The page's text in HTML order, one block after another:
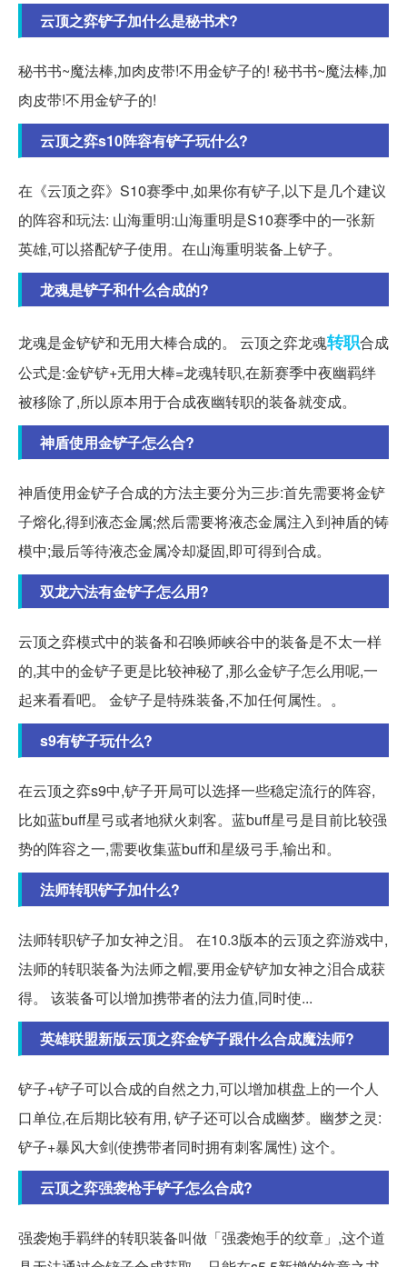
云顶之弈铲子加什么是秘书术?
秘书书~魔法棒,加肉皮带!不用金铲子的! 秘书书~魔法棒,加
肉皮带!不用金铲子的!
云顶之弈s10阵容有铲子玩什么?
在《云顶之弈》S10赛季中,如果你有铲子,以下是几个建议
的阵容和玩法: 山海重明:山海重明是S10赛季中的一张新
英雄,可以搭配铲子使用。在山海重明装备上铲子。
龙魂是铲子和什么合成的?
龙魂是金铲铲和无用大棒合成的。 云顶之弈龙魂转职合成
公式是:金铲铲+无用大棒=龙魂转职,在新赛季中夜幽羁绊
被移除了,所以原本用于合成夜幽转职的装备就变成。
神盾使用金铲子怎么合?
神盾使用金铲子合成的方法主要分为三步:首先需要将金铲
子熔化,得到液态金属;然后需要将液态金属注入到神盾的铸
模中;最后等待液态金属冷却凝固,即可得到合成。
双龙六法有金铲子怎么用?
云顶之弈模式中的装备和召唤师峡谷中的装备是不太一样
的,其中的金铲子更是比较神秘了,那么金铲子怎么用呢,一
起来看看吧。 金铲子是特殊装备,不加任何属性。。
s9有铲子玩什么?
在云顶之弈s9中,铲子开局可以选择一些稳定流行的阵容,
比如蓝buff星弓或者地狱火刺客。蓝buff星弓是目前比较强
势的阵容之一,需要收集蓝buff和星级弓手,输出和。
法师转职铲子加什么?
法师转职铲子加女神之泪。 在10.3版本的云顶之弈游戏中,
法师的转职装备为法师之帽,要用金铲铲加女神之泪合成获
得。 该装备可以增加携带者的法力值,同时使...
英雄联盟新版云顶之弈金铲子跟什么合成魔法师?
铲子+铲子可以合成的自然之力,可以增加棋盘上的一个人
口单位,在后期比较有用, 铲子还可以合成幽梦。幽梦之灵:
铲子+暴风大剑(使携带者同时拥有刺客属性) 这个。
云顶之弈强袭枪手铲子怎么合成?
强袭炮手羁绊的转职装备叫做「强袭炮手的纹章」,这个道